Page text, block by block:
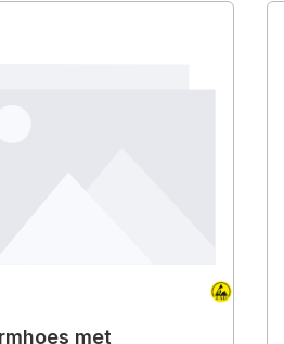
met